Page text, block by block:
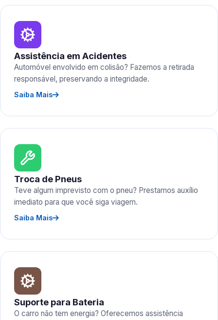
Assistência em Acidentes
Automóvel envolvido em colisão? Fazemos a retirada
responsável, preservando a integridade.
Saiba Mais
Troca de Pneus
Teve algum imprevisto com o pneu? Prestamos auxílio
imediato para que você siga viagem.
Saiba Mais
Suporte para Bateria
O carro não tem energia? Oferecemos assistência